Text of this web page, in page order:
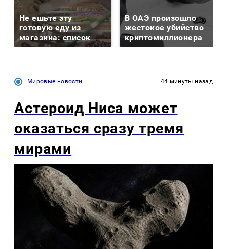
Не ешьте эту
готовую еду из
магазина: список
В ОАЭ произошло
жестокое убийство
криптомиллионера
Мировые новости 44 минуты назад
Астероид Ниса может
оказаться сразу тремя
мирами